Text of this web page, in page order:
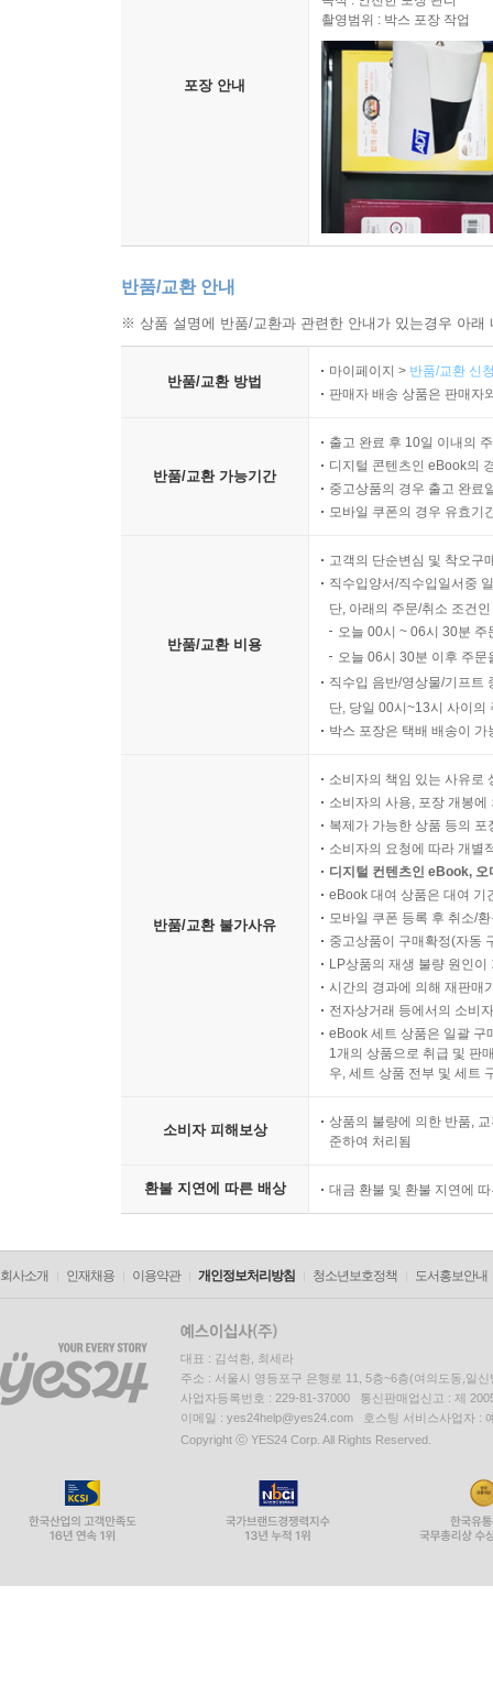
포장 안내
촬영범위 : 박스 포장 작업
반품/교환 안내
※ 상품 설명에 반품/교환과 관련한 안내가 있는경우 아
반품/교환 방법
마이페이지 > 반품/교환 신
판매자 배송 상품은 판매자
반품/교환 가능기간
출고 완료 후 10일 이내의
디지털 콘텐츠인 eBook의
중고상품의 경우 출고 완료
모바일 쿠폰의 경우 유효기
반품/교환 비용
고객의 단순변심 및 착오구
직수입양서/직수입일서중
단, 아래의 주문/취소 조건
오늘 00시 ~ 06시 30분
오늘 06시 30분 이후 주
직수입 음반/영상물/기프트
단, 당일 00시~13시 사이의
박스 포장은 택배 배송이
반품/교환 불가사유
소비자의 책임 있는 사유로
소비자의 사용, 포장 개봉
복제가 가능한 상품 등의
소비자의 요청에 따라 개별
디지털 컨텐츠인 eBook,
eBook 대여 상품은 대여 기
모바일 쿠폰 등록 후 취소/
중고상품이 구매확정(자동
LP상품의 재생 불량 원인
시간의 경과에 의해 재판매
전자상거래 등에서의 소비
eBook 세트 상품은 일괄 구
1개의 상품으로 취급 및 판
우, 세트 상품 전부 및 세트
소비자 피해보상
상품의 불량에 의한 반품,
준하여 처리됨
환불 지연에 따른 배상 대금 환불 및 환불 지연에
회사소개 인재채용 이용약관 개인정보처리방침 청소년보호정책 도서홍보안내
대표 : 김석환, 최세라
주소 : 서울시 영등포구 은행로 11, 5층~6층(여의도동,일신
사업자등록번호 : 229-81-37000 통신판매업신고 : 제
이메일 : yes24help@yes24.com 호스팅 서비스사업자 :
Copyright ⓒ YES24 Corp. All Rights Reserved.